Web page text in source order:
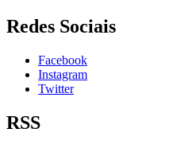
Redes Sociais
Facebook
Instagram
Twitter
RSS